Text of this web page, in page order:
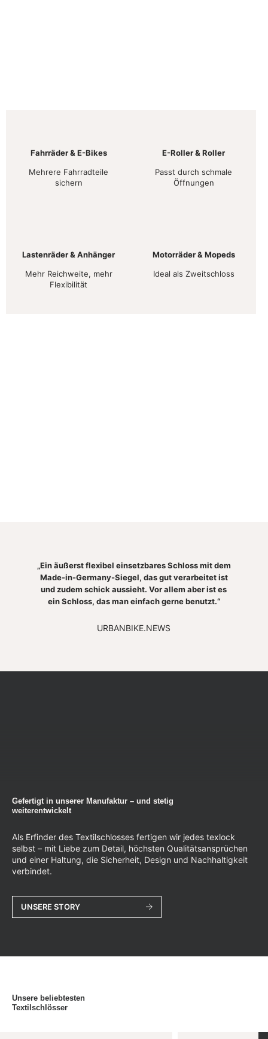
Fahrräder & E-Bikes
Mehrere Fahrradteile
sichern
E-Roller & Roller
Passt durch schmale
Öffnungen
Lastenräder & Anhänger
Mehr Reichweite, mehr
Flexibilität
Motorräder & Mopeds
Ideal als Zweitschloss
„Ein äußerst flexibel einsetzbares Schloss mit dem
Made-in-Germany-Siegel, das gut verarbeitet ist
und zudem schick aussieht. Vor allem aber ist es
ein Schloss, das man einfach gerne benutzt.“
URBANBIKE.NEWS
Gefertigt in unserer Manufaktur – und stetig
weiterentwickelt
Als Erfinder des Textilschlosses fertigen wir jedes texlock
selbst – mit Liebe zum Detail, höchsten Qualitätsansprüchen
und einer Haltung, die Sicherheit, Design und Nachhaltigkeit
verbindet.
UNSERE STORY
Unsere beliebtesten
Textilschlösser